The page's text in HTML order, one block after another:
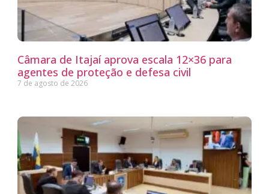
Câmara de Itajaí aprova escala 12×36 para
agentes de proteção e defesa civil
7 de agosto de 2026